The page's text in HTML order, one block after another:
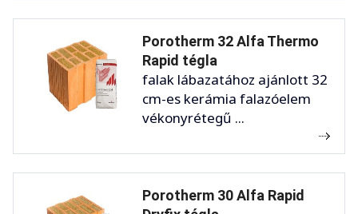
Porotherm 32 Alfa Thermo
Rapid tégla
falak lábazatához ajánlott 32
cm-es kerámia falazóelem
vékonyrétegű ...
Porotherm 30 Alfa Rapid